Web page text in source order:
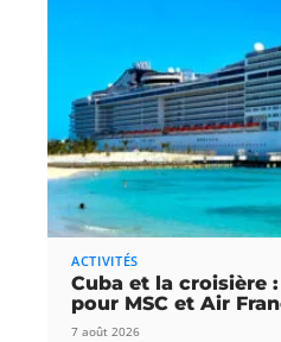
ACTIVITÉS
Cuba et la croisière
pour MSC et Air
7 août 2026